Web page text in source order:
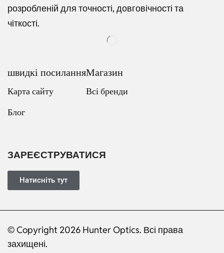
розробленій для точності, довговічності та
чіткості.
швидкі посилання
Карта сайту
Блог
Магазин
Всі бренди
ЗАРЕЄСТРУВАТИСЯ
Натисніть тут
© Copyright 2026 Hunter Optics. Всі права
захищені.
German
Portuguese